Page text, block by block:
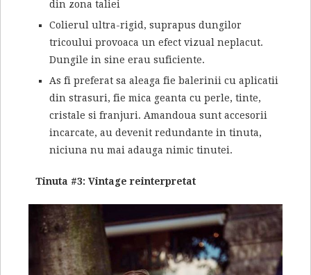
din zona taliei
Colierul ultra-rigid, suprapus dungilor
tricoului provoaca un efect vizual neplacut.
Dungile in sine erau suficiente.
As fi preferat sa aleaga fie balerinii cu aplicatii
din strasuri, fie mica geanta cu perle, tinte,
cristale si franjuri. Amandoua sunt accesorii
incarcate, au devenit redundante in tinuta,
niciuna nu mai adauga nimic tinutei.
Tinuta #3: Vintage reinterpretat